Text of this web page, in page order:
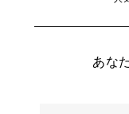
あな